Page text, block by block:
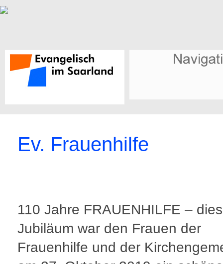
Ev. Frauenhilfe
110 Jahre FRAUENHILFE –
Jubiläum war den Frauen der
Frauenhilfe und der